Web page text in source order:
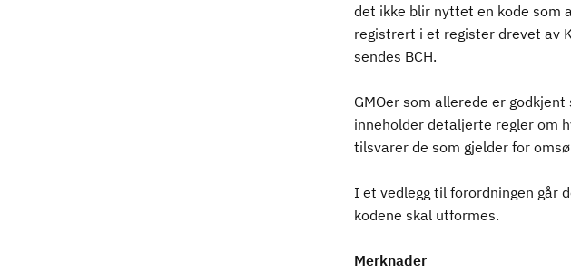
det ikke blir nyttet en kode som
registrert i et register drevet av
sendes BCH.
GMOer som allerede er
inneholder detaljerte regler om
tilsvarer de som gjelder for
I et vedlegg til forordningen går
kodene skal utformes.
Merknader